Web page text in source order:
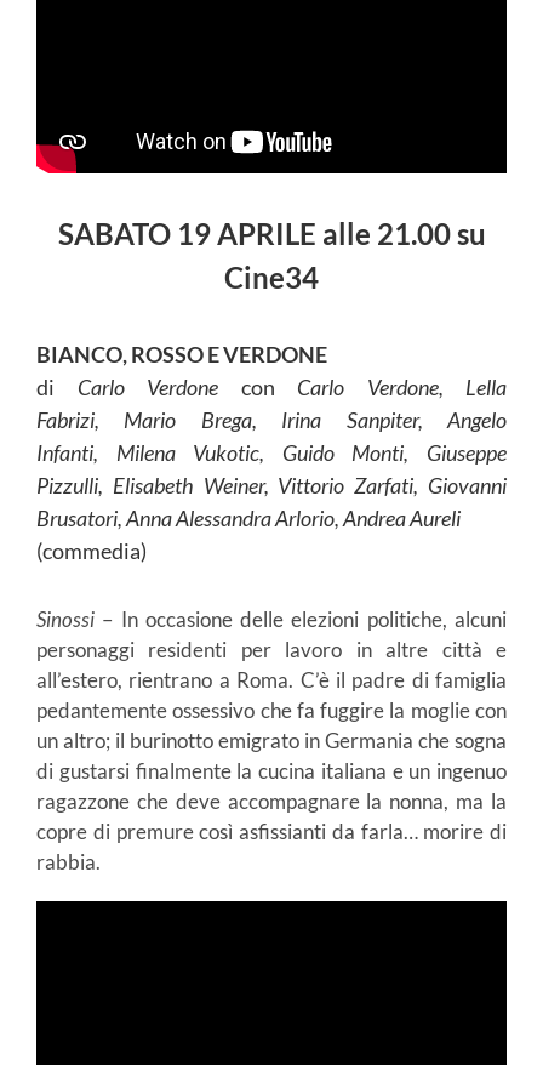
SABATO 19 APRILE alle 21.00 su
Cine34
BIANCO, ROSSO E VERDONE
di Carlo Verdone con Carlo Verdone, Lella
Fabrizi, Mario Brega, Irina Sanpiter, Angelo
Infanti, Milena Vukotic, Guido Monti, Giuseppe
Pizzulli, Elisabeth Weiner, Vittorio Zarfati, Giovanni
Brusatori, Anna Alessandra Arlorio, Andrea Aureli
(commedia)
Sinossi – In occasione delle elezioni politiche, alcuni
personaggi residenti per lavoro in altre città e
all’estero, rientrano a Roma. C’è il padre di famiglia
pedantemente ossessivo che fa fuggire la moglie con
un altro; il burinotto emigrato in Germania che sogna
di gustarsi finalmente la cucina italiana e un ingenuo
ragazzone che deve accompagnare la nonna, ma la
copre di premure così asfissianti da farla… morire di
rabbia.